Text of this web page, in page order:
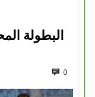
البطولة
0